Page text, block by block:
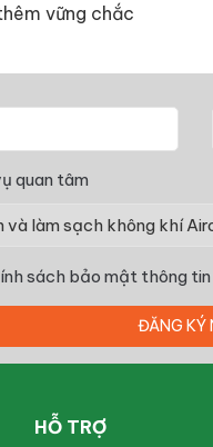
vững chắc
quan tâm
sách bảo mật thông tin
HỖ TRỢ